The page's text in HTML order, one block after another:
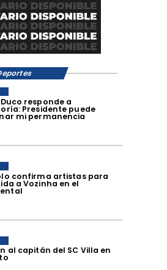
responde a
Presidente puede
mi permanencia
confirma artistas para
a Vozinha en el
al capitán del SC Villa en